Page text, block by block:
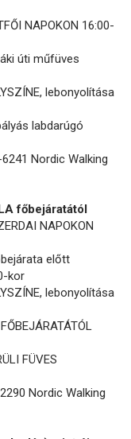
NAPOKON 16:00-
úti műfüves
lebonyolítása
labdarúgó
Nordic Walking
főbejáratától
NAPOKON
előtt
kor
lebonyolítása
FÜVES
Nordic Walking